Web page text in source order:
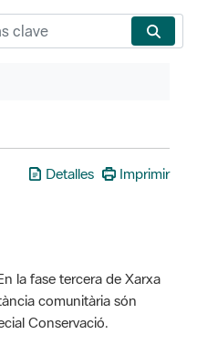
Detalles Imprimir
la fase tercera de Xarxa
comunitària són
Conservació.